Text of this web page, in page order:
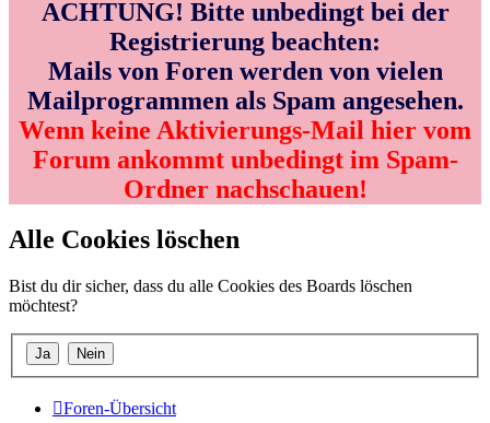
ACHTUNG! Bitte unbedingt bei der
Registrierung beachten:
Mails von Foren werden von vielen
Mailprogrammen als Spam angesehen.
Wenn keine Aktivierungs-Mail hier vom
Forum ankommt unbedingt im Spam-
Ordner nachschauen!
Alle Cookies löschen
Bist du dir sicher, dass du alle Cookies des Boards löschen
möchtest?
Foren-Übersicht